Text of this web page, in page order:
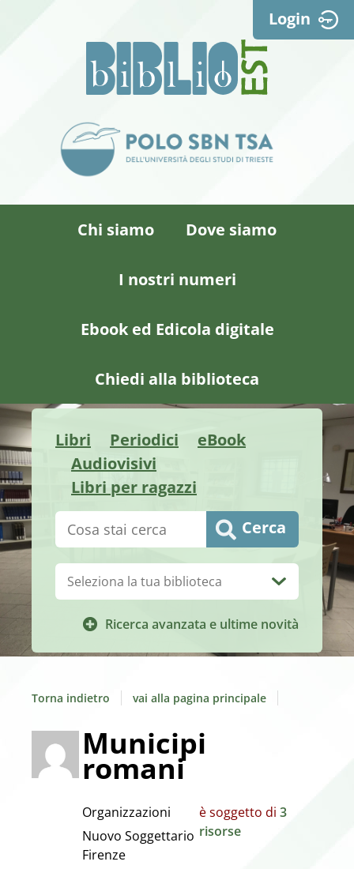
Login
Chi siamo Dove siamo
I nostri numeri
Ebook ed Edicola digitale
Chiedi alla biblioteca
Libri Periodici
eBook
Audiovisivi
Libri per ragazzi
Cerca su "Catalogo" Cerca
Ricerca avanzata e ultime novità
Biblioteca:
Torna indietro vai alla pagina principale
Municipi
romani
Organizzazioni
Nuovo Soggettario
Firenze
è soggetto di 3
risorse